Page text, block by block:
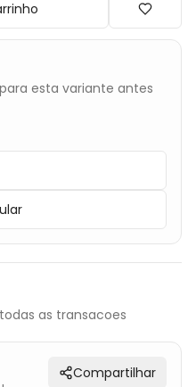
esta variante antes
as transacoes
Compartilhar